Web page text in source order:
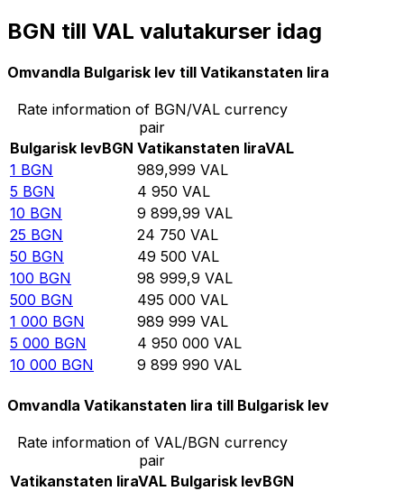
BGN till VAL valutakurser idag
Omvandla Bulgarisk lev till Vatikanstaten lira
Rate information of BGN/VAL currency
pair
Bulgarisk levBGN Vatikanstaten liraVAL
1 BGN 989,999 VAL
5 BGN 4 950 VAL
10 BGN 9 899,99 VAL
25 BGN 24 750 VAL
50 BGN 49 500 VAL
100 BGN 98 999,9 VAL
500 BGN 495 000 VAL
1 000 BGN 989 999 VAL
5 000 BGN 4 950 000 VAL
10 000 BGN 9 899 990 VAL
Omvandla Vatikanstaten lira till Bulgarisk lev
Rate information of VAL/BGN currency
pair
Vatikanstaten liraVAL Bulgarisk levBGN